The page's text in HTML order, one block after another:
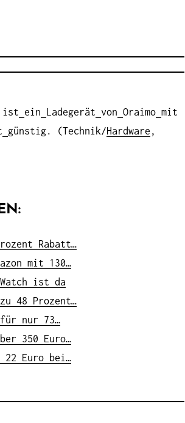
ist ein Ladegerät von Oraimo mit
günstig. (Technik/Hardware ,
Rabatt…
mit 130…
ist da
48 Prozent…
nur 73…
350 Euro…
22 Euro bei…